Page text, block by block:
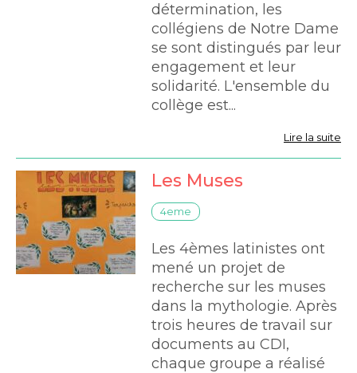
détermination, les
collégiens de Notre Dame
se sont distingués par leur
engagement et leur
solidarité. L'ensemble du
collège est...
Lire la suite
Les Muses
4eme
Les 4èmes latinistes ont
mené un projet de
recherche sur les muses
dans la mythologie. Après
trois heures de travail sur
documents au CDI,
chaque groupe a réalisé